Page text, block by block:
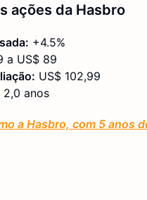
ações da Hasbro
+4.5%
a US$ 89
US$ 102,99
2,0 anos
a Hasbro, com 5 anos